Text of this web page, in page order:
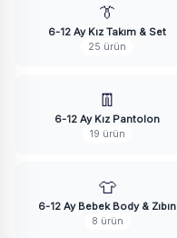
👔
6-12 Ay Kız Takım & Set
25 ürün
👖
6-12 Ay Kız Pantolon
19 ürün
👕
6-12 Ay Bebek Body & Zıbın
8 ürün